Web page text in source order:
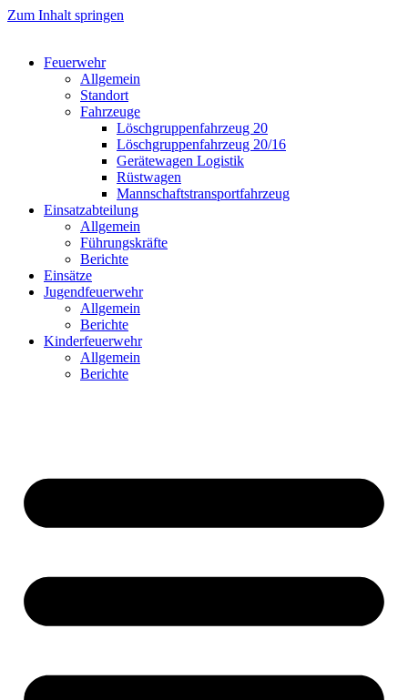
Zum Inhalt springen
Feuerwehr
Allgemein
Standort
Fahrzeuge
Löschgruppen­fahrzeug 20
Lösch­gruppen­fahrzeug 20/16
Geräte­wagen Logistik
Rüst­wagen
Mannschafts­transportfahrzeug
Einsatz­abteilung
Allgemein
Führungs­kräfte
Berichte
Einsätze
Jugend­feuerwehr
Allgemein
Berichte
Kinder­feuerwehr
Allgemein
Berichte